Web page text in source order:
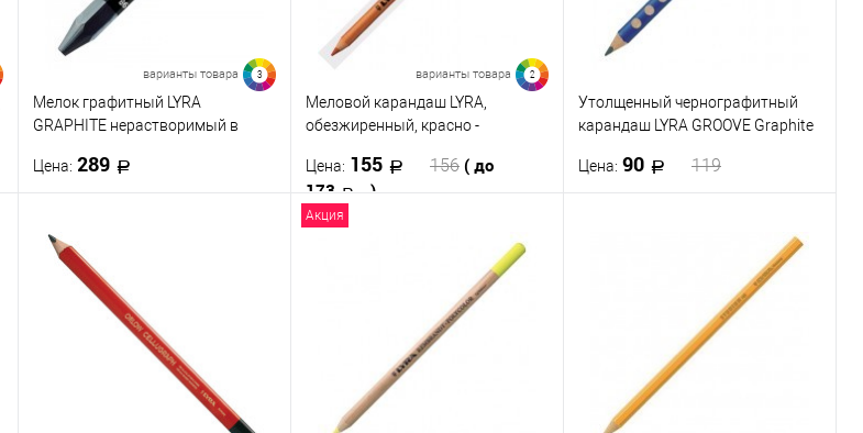
варианты товара 3
Мелок графитный LYRA
GRAPHITE нерастворимый в
Цена: 289
Купить в 1 клик
В избранное
варианты товара 2
Меловой карандаш LYRA,
обезжиренный, красно -
Цена: 155 156 ( до
173
)
К сравнению
Твёрдость
обезжиренный
Утолщенный чернографитный
карандаш LYRA GROOVE Graphite
Цена: 90 119
К сравнению
Акция